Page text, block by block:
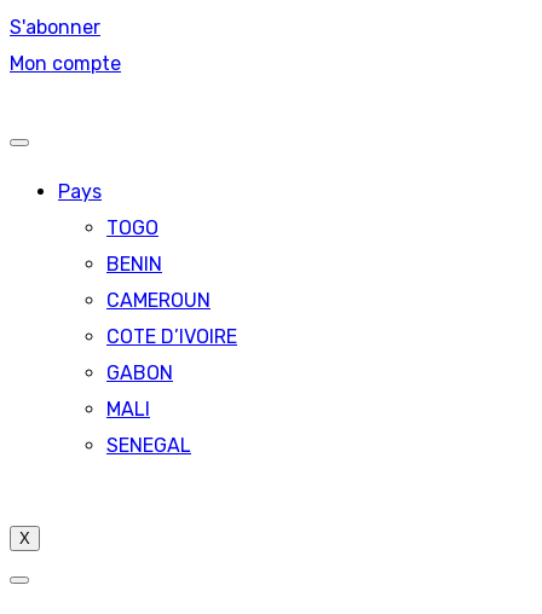
S'abonner
Mon compte
Pays
TOGO
BENIN
CAMEROUN
COTE D’IVOIRE
GABON
MALI
SENEGAL
X